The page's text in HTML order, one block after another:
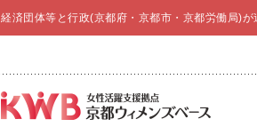
経済団体等と行政(京都府・京都市・京都労働局)